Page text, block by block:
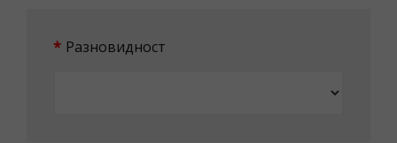
Разновидност